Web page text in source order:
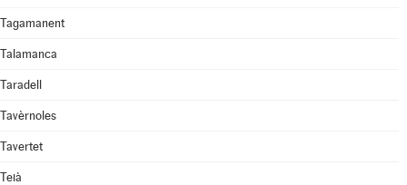
Tagamanent
Talamanca
Taradell
Tavèrnoles
Tavertet
Teià